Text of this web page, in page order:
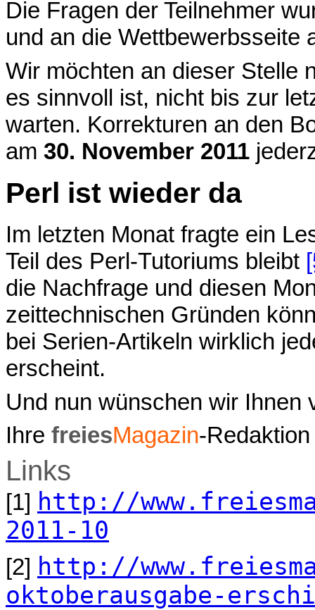
Die Fragen der Teilnehmer
und an die Wettbewerbsseite
Wir möchten an dieser Stelle
es sinnvoll ist, nicht bis zur
warten. Korrekturen an den
am 30. November 2011
Perl ist wieder da
Im letzten Monat fragte ein
Teil des Perl-Tutoriums bleibt
die Nachfrage und diesen
zeittechnischen Gründen
bei Serien-Artikeln wirklich
erscheint.
Und nun wünschen wir Ihnen
Ihre freiesMagazin-Redaktion
Links
[1] http://
2011-10
[2] http://
oktoberausgabe-